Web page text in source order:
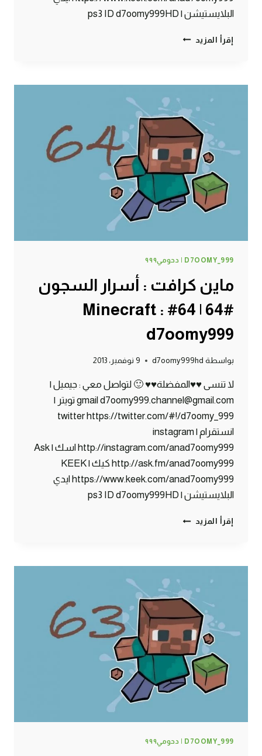
البلايستيشن | ps3 ID d7oomy999HD
إقرأ المزيد ماين
ظلم
65#
MINECRAFT
:
D7OOMY999
D7OOMY_999 | دحومي٩٩٩
ماين كرافت : أسرار السجون
#64 | 64# Minecraft :
d7oomy999
بواسطة d7oomy999hd 9 نوفمبر، 2013
لا تنسى ♥♥المفضلة♥♥ 🙂 لتواصل معي : جيميل |
gmail d7oomy999.channel@gmail.com تويتر |
twitter https://twitter.com/#!/d7oomy_999
انستقرام | instagram
http://instagram.com/anad7oomy999 اسك | Ask
http://ask.fm/anad7oomy999 كيك | KEEK
https://www.keek.com/anad7oomy999 ايدي
البلايستيشن | ps3 ID d7oomy999HD
إقرأ المزيد ماين
السجون
#64
64#
MINECRAFT
:
D7OOMY999
D7OOMY_999 | دحومي٩٩٩